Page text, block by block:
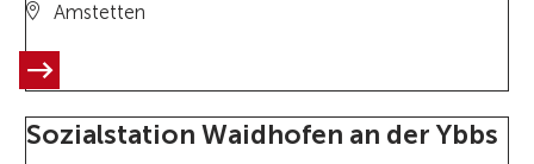
Amstetten
Sozialstation Waidhofen an der Ybbs